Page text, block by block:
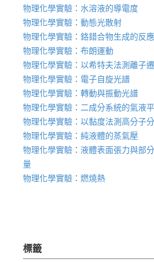
物理化學實驗：水溶液的導電度
物理化學實驗：動態光散射
物理化學實驗：鉻錯合物生成的反
物理化學實驗：布朗運動
物理化學實驗：以希特夫法測離子
物理化學實驗：電子自旋光譜
物理化學實驗：轉動與振動光譜
物理化學實驗：二成分系統的氣液
物理化學實驗：以黏度法測高分子
物理化學實驗：純液體的蒸氣壓
物理化學實驗：液體表面張力與部
量
物理化學實驗：燃燒熱
標籤